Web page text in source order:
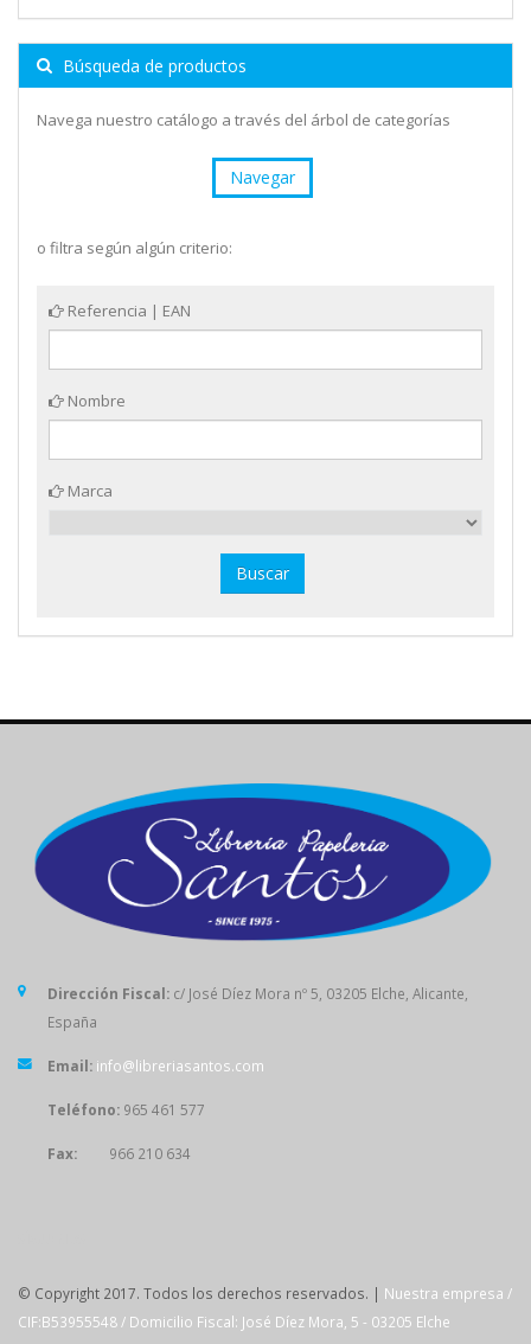
Búsqueda de productos
Navega nuestro catálogo a través del árbol de categorías
Navegar
o filtra según algún criterio:
Referencia | EAN
Nombre
Marca
Dirección Fiscal: c/ José Díez Mora nº 5, 03205 Elche, Alicante,
España
Email: info@libreriasantos.com
Teléfono: 965 461 577
Fax: 966 210 634
© Copyright 2017. Todos los derechos reservados. | Nuestra empresa /
CIF:B53955548 / Domicilio Fiscal: José Díez Mora, 5 - 03205 Elche